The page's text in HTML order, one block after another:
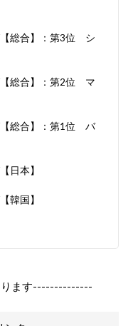
【総合】：第3位 シ
【総合】：第2位 マ
【総合】：第1位 バ
日本】
韓国】
ます--------------